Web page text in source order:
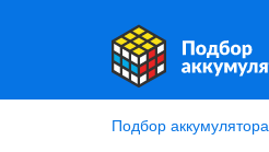
Подбор аккумулятора